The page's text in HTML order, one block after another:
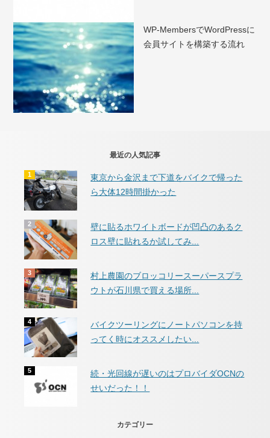
WP-MembersでWordPressに
会員サイトを構築する流れ
最近の人気記事
東京から金沢まで下道をバイクで帰った
ら大体12時間掛かった
壁に貼るホワイトボードが凹凸のあるク
ロス壁に貼れるか試してみ...
村上農園のブロッコリースーパースプラ
ウトが石川県で買える場所...
バイクツーリングにノートパソコンを持
ってく時にオススメしたい...
続・光回線が遅いのはプロバイダOCNの
せいだった！！
カテゴリー